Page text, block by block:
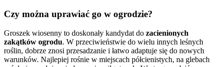
Czy można uprawiać go w ogrodzie?
Groszek wiosenny to doskonały kandydat do zacienionych
zakątków ogrodu. W przeciwieństwie do wielu innych leśnych
roślin, dobrze znosi przesadzanie i łatwo adaptuje się do nowych
warunków. Najlepiej rośnie w miejscach półcienistych, na glebach